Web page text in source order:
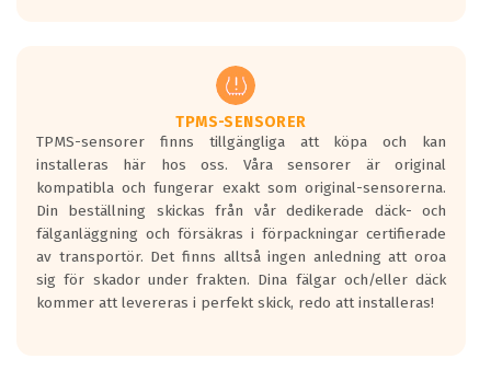
regelverket som introduceras år 2016.
Ett däck med två svarta vågor är redan
godkända för år 2016 nya regelverk.
Ett däck med en svart våg kommer vara
minst tre decibel tystare än det
regelverk som börjar gälla 2016.
TPMS-SENSORER
TPMS-sensorer finns tillgängliga att köpa och kan
installeras här hos oss. Våra sensorer är original
kompatibla och fungerar exakt som original-sensorerna.
Din beställning skickas från vår dedikerade däck- och
fälganläggning och försäkras i förpackningar certifierade
av transportör. Det finns alltså ingen anledning att oroa
sig för skador under frakten. Dina fälgar och/eller däck
kommer att levereras i perfekt skick, redo att installeras!